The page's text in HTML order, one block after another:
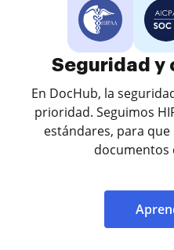
Seguridad y
En DocHub, la
prioridad. Seguimos
estándares, para
documentos